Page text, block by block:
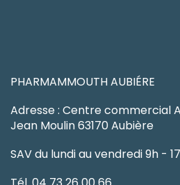
PHARMAMMOUTH AUBIÉRE
Adresse : Centre commercial
Jean Moulin 63170 Aubière
SAV du lundi au vendredi 9h -